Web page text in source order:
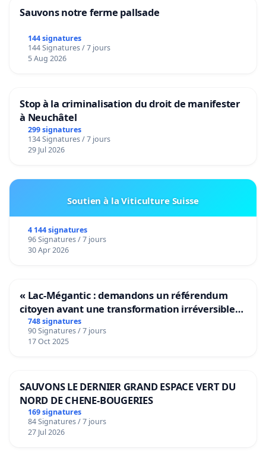
Sauvons notre ferme pallsade
144 signatures
144 Signatures / 7 jours
5 Aug 2026
Stop à la criminalisation du droit de manifester
à Neuchâtel
299 signatures
134 Signatures / 7 jours
29 Jul 2026
Soutien à la Viticulture Suisse
4 144 signatures
96 Signatures / 7 jours
30 Apr 2026
« Lac-Mégantic : demandons un référendum
citoyen avant une transformation irréversible
de notre territoire »
748 signatures
90 Signatures / 7 jours
17 Oct 2025
SAUVONS LE DERNIER GRAND ESPACE VERT DU
NORD DE CHENE-BOUGERIES
169 signatures
84 Signatures / 7 jours
27 Jul 2026